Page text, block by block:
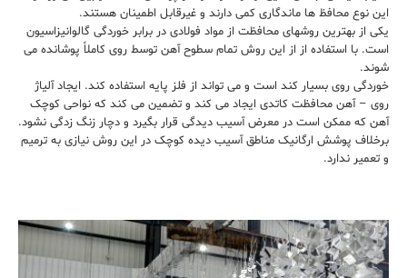
این نوع محافظ ها ماندگاری کمی دارند و غیرقابل اطمینان هستند.
یكی از بهترین روشهای محافظت از مواد فولادی در برابر خوردگی گالوانیزاسیون
است. با استفاده از از این روش تمام سطوح آهن توسط روی کاملاً پوشانده می
شوند.
خوردگی روی بسیار کند است و می تواند از فلز پایه استفاده کند. ایجاد آلیاژ
روی – آهن محافظت کاتدی ایجاد می کند و تضمین می کند که نواحی کوچک
آهن که ممکن است در معرض آسیب دیدگی قرار بگیرد و دچار زنگ زدگی نشود.
برخلاف پوشش ارگانیک مناطق آسیب دیده کوچک در این روش نیازی به ترمیم
و تعمیر ندارد.